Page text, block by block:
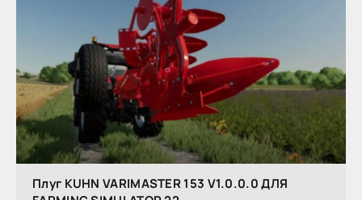
Плуг KUHN VARIMASTER 153 V1.0.0.0 ДЛЯ